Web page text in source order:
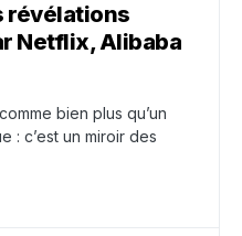
révélations
Netflix, Alibaba
bien plus qu’un
: c’est un miroir des